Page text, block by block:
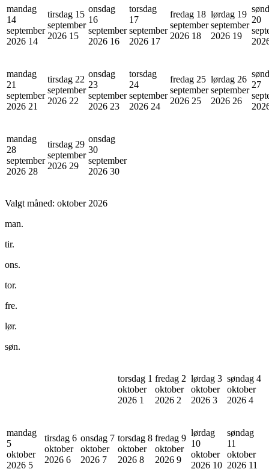
mandag
14
september
2026 14
tirsdag 15
september
2026 15
onsdag
16
september
2026 16
torsdag
17
september
2026 17
fredag 18
september
2026 18
lørdag 19
september
2026 19
20
mandag
21
september
2026 21
tirsdag 22
september
2026 22
onsdag
23
september
2026 23
torsdag
24
september
2026 24
fredag 25
september
2026 25
lørdag 26
september
2026 26
27
mandag
28
september
2026 28
tirsdag 29
september
2026 29
onsdag
30
september
2026 30
Valgt måned: oktober 2026
man.
tir.
ons.
tor.
fre.
lør.
søn.
torsdag 1
oktober
2026 1
fredag 2
oktober
2026 2
lørdag 3
oktober
2026 3
søndag 4
oktober
2026 4
mandag
5
oktober
2026 5
tirsdag 6
oktober
2026 6
onsdag 7
oktober
2026 7
torsdag 8
oktober
2026 8
fredag 9
oktober
2026 9
lørdag
10
oktober
2026 10
søndag
11
oktober
2026 11